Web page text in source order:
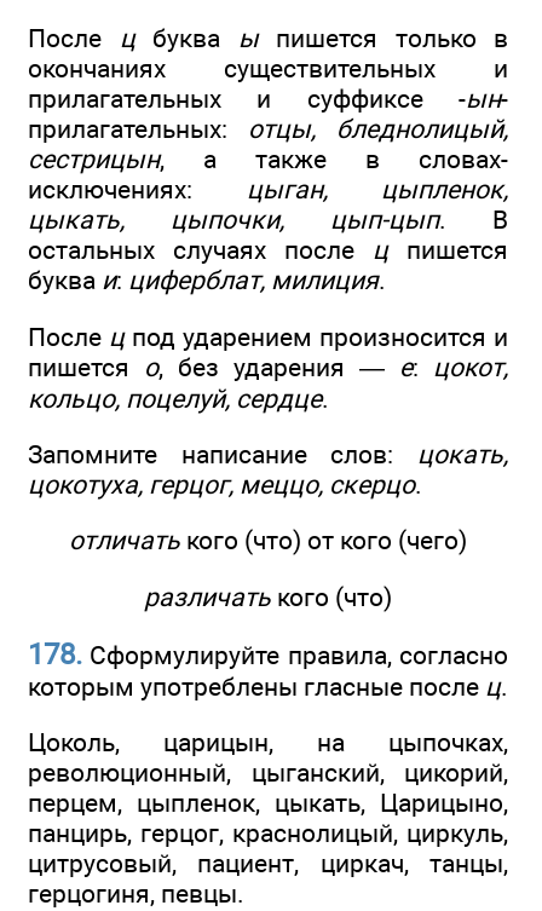
После цбуква ыпишется только в
окончаниях существительных и
прилагательных и суффиксе -ын-
прилагательных: отцы, бледнолицый,
сестрицын, а также в словах-
исключениях: цыган, цыпленок,
цыкать, цыпочки, цып-цып. В
остальных случаях после цпишется
буква и: циферблат, милиция.
После цпод ударением произносится и
пишется о, без ударения — е: цокот,
кольцо, поцелуй, сердце.
Запомните написание слов: цокать,
цокотуха, герцог, меццо, скерцо.
отличать кого (что) от кого (чего)
различать кого (что)
178. Сформулируйте правила, согласно
которым употреблены гласные после ц.
Цоколь, царицын, на цыпочках,
революционный, цыганский, цикорий,
перцем, цыпленок, цыкать, Царицыно,
панцирь, герцог, краснолицый, циркуль,
цитрусовый, пациент, циркач, танцы,
герцогиня, певцы.